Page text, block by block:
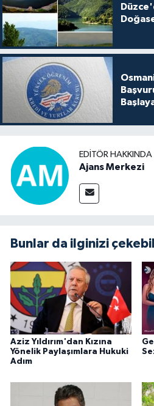
EDITÖR HAKKINDA
Ajans Merkezi
Bunlar da ilginizi
Aziz Yıldırım'dan Kızına
Yönelik Paylaşımlara Hukuki
Adım